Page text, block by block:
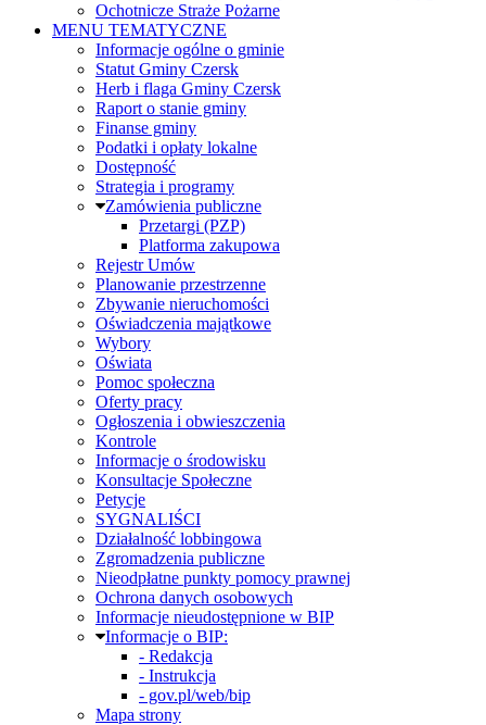
Ochotnicze Straże Pożarne
MENU TEMATYCZNE
Informacje ogólne o gminie
Statut Gminy Czersk
Herb i flaga Gminy Czersk
Raport o stanie gminy
Finanse gminy
Podatki i opłaty lokalne
Dostępność
Strategia i programy
Zamówienia publiczne
Przetargi (PZP)
Platforma zakupowa
Rejestr Umów
Planowanie przestrzenne
Zbywanie nieruchomości
Oświadczenia majątkowe
Wybory
Oświata
Pomoc społeczna
Oferty pracy
Ogłoszenia i obwieszczenia
Kontrole
Informacje o środowisku
Konsultacje Społeczne
Petycje
SYGNALIŚCI
Działalność lobbingowa
Zgromadzenia publiczne
Nieodpłatne punkty pomocy prawnej
Ochrona danych osobowych
Informacje nieudostępnione w BIP
Informacje o BIP:
- Redakcja
- Instrukcja
- gov.pl/web/bip
Mapa strony